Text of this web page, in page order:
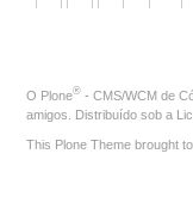
O Plone® - CMS/WCM de
amigos. Distribuído sob a
This Plone Theme brought